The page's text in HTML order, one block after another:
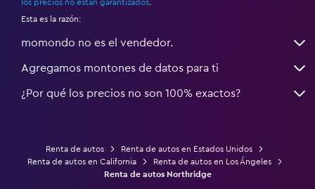
los precios no están garantizados.
Esta es la razón:
momondo no es el vendedor.
Agregamos montones de datos para ti
¿Por qué los precios no son 100% exactos?
Renta de autos
Renta de autos en Estados Unidos
Renta de autos en California
Renta de autos en Los Ángeles
Renta de autos Northridge